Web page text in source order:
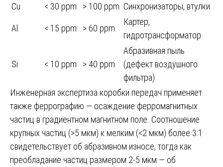
Cu
< 30 ppm > 100 ppm Синхронизаторы, втулки
Al < 15 ppm > 60 ppm
Картер,
гидротрансформатор
Si < 10 ppm > 40 ppm
Абразивная пыль
(дефект воздушного
фильтра)
Инженерная экспертиза коробки передач применяет
также феррографию — осаждение ферромагнитных
частиц в градиентном магнитном поле. Соотношение
крупных частиц (>5 мкм) к мелким (<2 мкм) более 3:1
свидетельствует об абразивном износе, тогда как
преобладание частиц размером 2-5 мкм — об